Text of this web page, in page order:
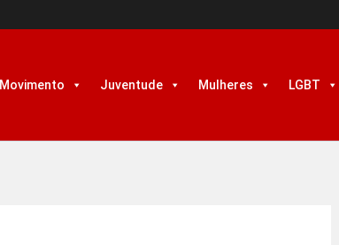
Movimento Juventude Mulheres LGBT